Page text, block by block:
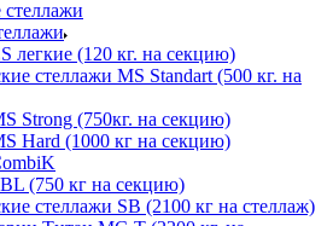
легкие (120 кг. на секцию)
стеллажи MS Standart (500 кг. на
Strong (750кг. на секцию)
Hard (1000 кг на секцию)
(750 кг на секцию)
стеллажи SB (2100 кг на стеллаж)